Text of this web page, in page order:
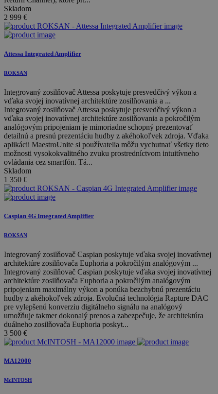
Skladom
2 999 €
Attessa Integrated Amplifier
ROKSAN
Integrovaný zosilňovač Attessa poskytuje presvedčivý výkon a
vďaka svojej inovatívnej architektúre zosilňovania a ...
Integrovaný zosilňovač Attessa poskytuje presvedčivý výkon a
vďaka svojej inovatívnej architektúre zosilňovania a pokročilým
analógovým pripojeniam je mimoriadne schopný prezentovať
detailnú a presnú prezentáciu hudby z akéhokoľvek zdroja. Vďaka
aplikácii MaestroUnite si používatelia môžu vychutnať všetky tieto
možnosti vysokokvalitného zvuku prostredníctvom intuitívneho
ovládania cez smartfón. Tá...
Skladom
1 350 €
Caspian 4G Integrated Amplifier
ROKSAN
Integrovaný zosilňovač Caspian poskytuje vďaka svojej inovatívnej
architektúre zosilňovača Euphoria a pokročilým analógovým ...
Integrovaný zosilňovač Caspian poskytuje vďaka svojej inovatívnej
architektúre zosilňovača Euphoria a pokročilým analógovým
pripojeniam maximálny výkon a ponúka bezchybnú prezentáciu
hudby z akéhokoľvek zdroja. Evolučná technológia Rapture DAC
pre vylepšenú konverziu digitálneho signálu na analógový
umožňuje takmer dokonalý prenos a zabezpečuje, že architektúra
duálneho zosilňovača Euphoria poskyt...
3 500 €
MA12000
McINTOSH